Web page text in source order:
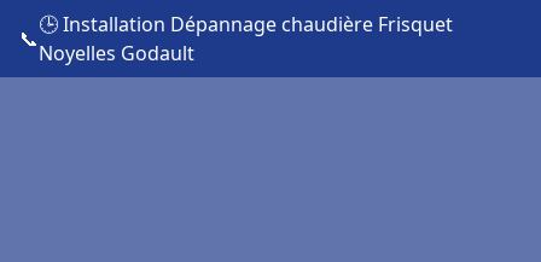
📞
🕒 Installation Dépannage chaudière Frisquet
Noyelles Godault